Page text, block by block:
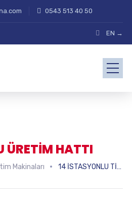
0543 513 40 50
EN →
ÜRETİM HATTI
Makinaları 14 İSTASYONLU TİRAMİSU ÜRETİM HATTI